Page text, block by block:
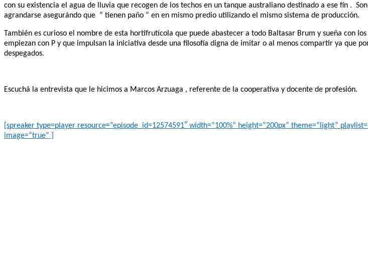
con su existencia el agua de lluvia que recogen de los techos en un tanque australiano destinado a ese fín .
agrandarse asegurándo que ” tienen paño ” en en mismo predio utilizando el mismo sistema de producción.
También es curioso el nombre de esta hortifrutícola que puede abastecer a todo Baltasar Brum y sueña con
empiezan con P y que impulsan la iniciativa desde una filosofía digna de imitar o al menos compartir ya que
despegados.
Escuchá la entrevista que le hicimos a Marcos Arzuaga , referente de la cooperativa y docente de profesión.
[spreaker type=player resource=”episode_id=12574591″ width=”100%” height=”200px” theme=”light”
image=”true” ]